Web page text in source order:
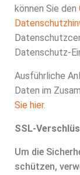
können Sie den
Datenschutz-
Ausführliche
Daten im
Sie hier.
SSL-
Um die
schützen,